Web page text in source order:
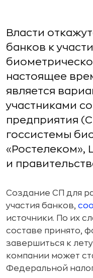
Власти
банков к
настоящее
является
участниками
предприятия
госсистемы
«Ростелеком»,
и
Создание СП для
участия банков,
источники. По их
составе принято,
завершиться к
компании может
Федеральной